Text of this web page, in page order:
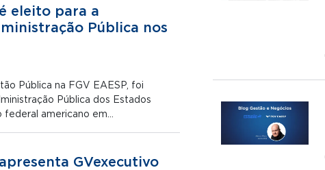
eleito para a
Pública nos
Pública na FGV EAESP, foi
Pública dos Estados
federal americano em…
GVexecutivo